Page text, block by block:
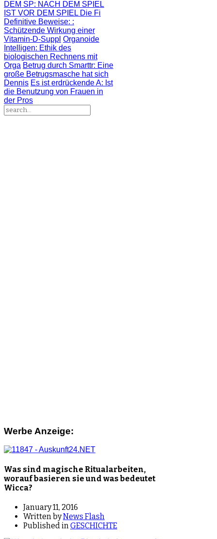
DEM SP: NACH DEM SPIEL
IST VOR DEM SPIEL Die Fi
Definitive Beweise: :
Schützende Wirkung einer
Vitamin-D-Suppl Organoide
Intelligen: Ethik des
biologischen Rechnens mit
Orga Betrug durch Smarttr: Eine
große Betrugsmasche hat sich
Dennis Es ist erdrückende A: Ist
die Benutzung von Frauen in
der Pros
Werbe Anzeige:
Was sind magische Ritualarbeiten,
worauf basieren sie und was bedeutet
Wicca?
January 11, 2016
Written byNews Flash
Published inGESCHICHTE